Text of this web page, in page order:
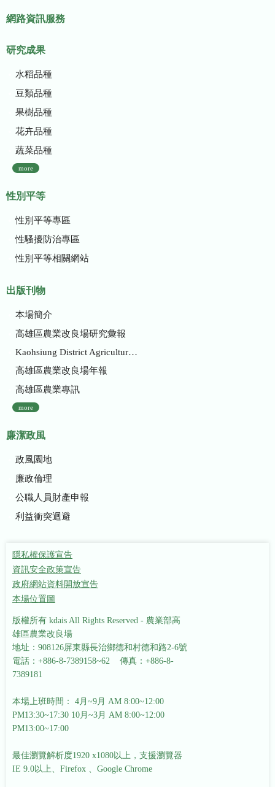
網路資訊服務
研究成果
水稻品種
豆類品種
果樹品種
花卉品種
蔬菜品種
more
性別平等
性別平等專區
性騷擾防治專區
性別平等相關網站
出版刊物
本場簡介
高雄區農業改良場研究彙報
Kaohsiung District Agricultural Research and Extension Station
高雄區農業改良場年報
高雄區農業專訊
more
廉潔政風
政風園地
廉政倫理
公職人員財產申報
利益衝突迴避
隱私權保護宣告
資訊安全政策宣告
政府網站資料開放宣告
本場位置圖
版權所有 kdais All Rights Reserved - 農業部高
雄區農業改良場
地址：908126屏東縣長治鄉德和村德和路2-6號
電話：+886-8-7389158~62 傳真：+886-8-
7389181
本場上班時間： 4月~9月 AM 8:00~12:00
PM13:30~17:30 10月~3月 AM 8:00~12:00
PM13:00~17:00
最佳瀏覽解析度1920 x1080以上，支援瀏覽器
IE 9.0以上、Firefox 、Google Chrome